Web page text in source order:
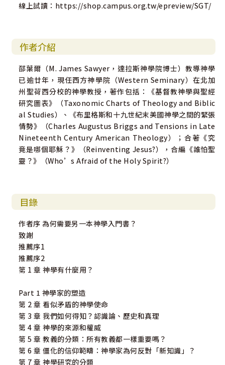
線上試讀：https://shop.campus.org.tw/epreview/SGT/
作者介紹
邵葉爾（M. James Sawyer，達拉斯神學院博士）教導神學
已逾廿年，現任西方神學院（Western Seminary）在北加
州聖荷西分校的神學教授，著作包括：《基督教神學與聖經
研究圖表》（Taxonomic Charts of Theology and Biblic
al Studies）、《布里格斯和十九世紀末美國神學之間的緊張
情勢》（Charles Augustus Briggs and Tensions in Late
Nineteenth Century American Theology）；合著《究
竟是哪個耶穌？》（Reinventing Jesus?），合編《誰怕聖
靈？》（Who’s Afraid of the Holy Spirit?）
目錄
作者序 為何需要另一本神學入門書？
致謝
推薦序1
推薦序2
第 1 章 神學有什麼用？
Part 1 神學家的塑造
第 2 章 看似矛盾的神學使命
第 3 章 我們如何得知？認識論、歷史和真理
第 4 章 神學的來源和權威
第 5 章 教義的分類：所有教義都一樣重要嗎？
第 6 章 僵化的信仰範疇：神學家為何反對「新知識」？
第 7 章 神學研究的分類